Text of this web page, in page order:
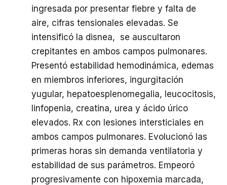
ingresada por presentar fiebre y falta de
aire, cifras tensionales elevadas. Se
intensificó la disnea, se auscultaron
crepitantes en ambos campos pulmonares.
Presentó estabilidad hemodinámica, edemas
en miembros inferiores, ingurgitación
yugular, hepatoesplenomegalia, leucocitosis,
linfopenia, creatina, urea y ácido úrico
elevados. Rx con lesiones intersticiales en
ambos campos pulmonares. Evolucionó las
primeras horas sin demanda ventilatoria y
estabilidad de sus parámetros. Empeoró
progresivamente con hipoxemia marcada,